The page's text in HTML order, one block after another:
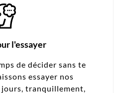
l'essayer
de décider sans te
essayer nos
tranquillement,